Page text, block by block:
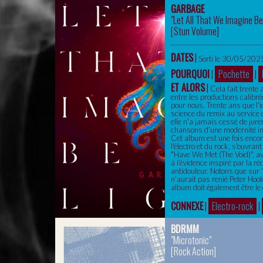
GARBAGE
"Let All That We Imagine
[Stun Volume]
DATES| Sorti le 30/05/
POURQUOI| Pochette |
ET ALORS| Cela fait trente
entre les productions
pour nous. Trente ans que
science du remix au
elle n'a jamais cessé de
chansons d’une modernité
Cet album est une fois
l'électro et du rock,
"Have We Met (The Void)",
à l’évidence inspiré par la
antidouleur. Notons que
n’aurait pas renié Peter
album doit également être
CONNEXE| Electro-rock |
BDRMM
"Microtonic"
[Rock Action]